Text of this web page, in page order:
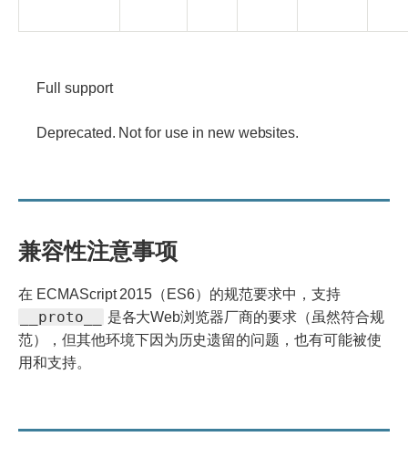
support
Full support
Deprecated.
use
new
Deprecated. Not for use in new websites.
兼容性注意事项
在 ECMAScript 2015（ES6）的规范要求中，支持
__proto__
是各大Web浏览器厂商的要求（虽然符合规
范），但其他环境下因为历史遗留的问题，也有可能被使
用和支持。